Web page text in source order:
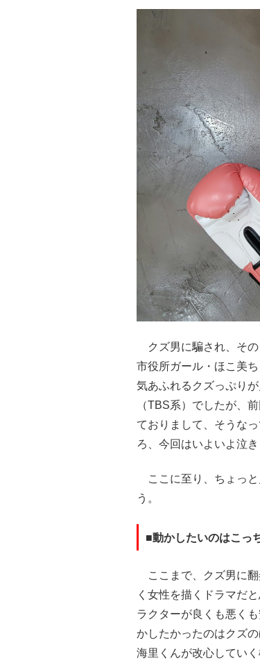
クズ男に騙され、その
市役所ガール・ほこ美
気あふれるクズっぷり
（TBS系）でしたが、
ておりまして、そうな
ろ、今回はいよいよ泣
ここに至り、ちょっと
う。
■動かしたいのはこっ
ここまで、クズ男に翻
く女性を描くドラマだ
ラクターが良くも悪く
かしたかったのはクズ
海里くんが改心していく